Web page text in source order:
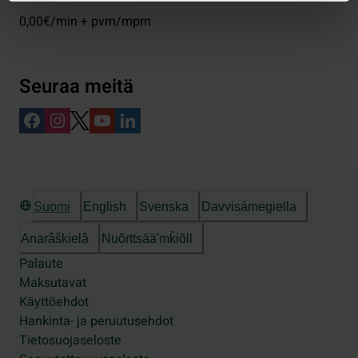
0,00€/min + pvm/mpm
Seuraa meitä
Suomi English Svenska Davvisámegiella
Anarâškielâ Nuõrttsääʹmǩiõll
Palaute
Maksutavat
Käyttöehdot
Hankinta- ja peruutusehdot
Tietosuojaseloste